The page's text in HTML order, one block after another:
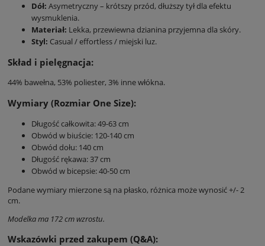
Dół: Asymetryczny – krótszy przód, dłuższy tył dla efektu
wysmuklenia.
Materiał: Lekka, przewiewna dzianina przyjemna dla skóry.
Styl: Casual / effortless / miejski luz.
Skład i pielęgnacja:
44% bawełna, 53% poliester, 3% inne włókna.
Wymiary (Rozmiar One Size):
Długość całkowita: 49-63 cm
Obwód w biuście: 120-140 cm
Obwód dołu: 140 cm
Długość rękawa: 37 cm
Obwód w bicepsie: 40-50 cm
Podane wymiary mierzone są na płasko, różnica może wynosić +/- 2
cm.
Modelka ma 172 cm wzrostu.
Wskazówki przed zakupem (Q&A):